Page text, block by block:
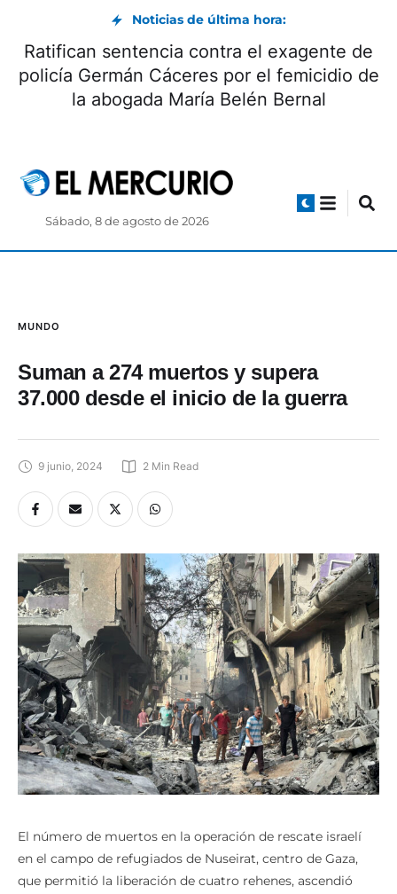
Noticias de última hora:
Ratifican sentencia contra el exagente de
policía Germán Cáceres por el femicidio de
la abogada María Belén Bernal
Sábado, 8 de agosto de 2026
MUNDO
Suman a 274 muertos y supera
37.000 desde el inicio de la guerra
9 junio, 2024 2 Min Read
El número de muertos en la operación de rescate israelí
en el campo de refugiados de Nuseirat, centro de Gaza,
que permitió la liberación de cuatro rehenes, ascendió